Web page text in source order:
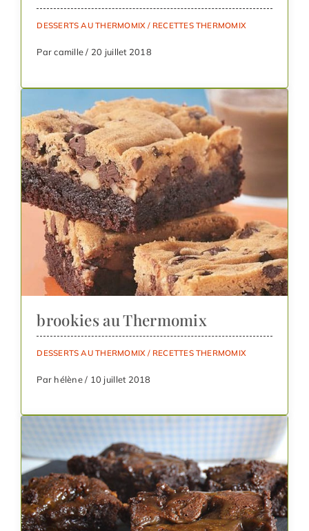
DESSERTS AU THERMOMIX / RECETTES THERMOMIX
Par camille / 20 juillet 2018
brookies au Thermomix
DESSERTS AU THERMOMIX / RECETTES THERMOMIX
Par hélène / 10 juillet 2018